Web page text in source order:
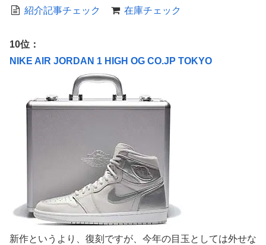
紹介記事チェック
在庫チェック
10位：
NIKE AIR JORDAN 1 HIGH OG CO.JP TOKYO
新作というより、復刻ですが、今年の目玉としては外せな